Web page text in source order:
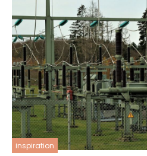
inspiration